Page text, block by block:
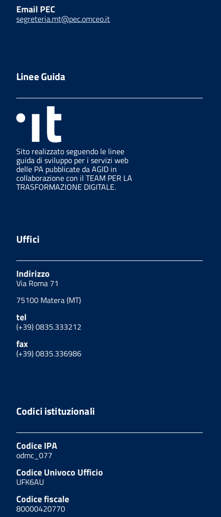
Email PEC
segreteria.mt@pec.omceo.it
Linee Guida
Sito realizzato seguendo le linee
guida di sviluppo per i servizi web
delle PA pubblicate da AGID in
collaborazione con il TEAM PER LA
TRASFORMAZIONE DIGITALE.
Uffici
Indirizzo
Via Roma 71
75100 Matera (MT)
tel
(+39) 0835.333212
fax
(+39) 0835.336986
Codici istituzionali
Codice IPA
odmc_077
Codice Univoco Ufficio
UFK6AU
Codice fiscale
80000420770